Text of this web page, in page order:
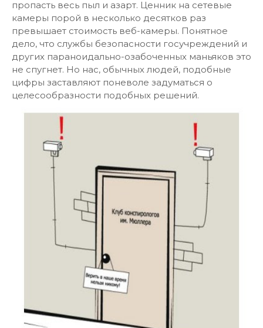
пропасть весь пыл и азарт. Ценник на сетевые
камеры порой в несколько десятков раз
превышает стоимость веб-камеры. Понятное
дело, что службы безопасности госучреждений и
других параноидально-озабоченных маньяков это
не спугнет. Но нас, обычных людей, подобные
цифры заставляют поневоле задуматься о
целесообразности подобных решений.